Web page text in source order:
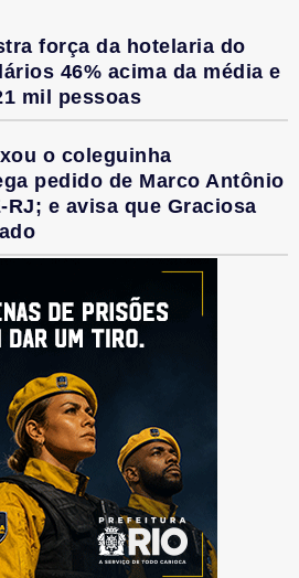
força da hotelaria do
46% acima da média e
mil pessoas
o coleguinha
pedido de Marco Antônio
RJ; e avisa que Graciosa